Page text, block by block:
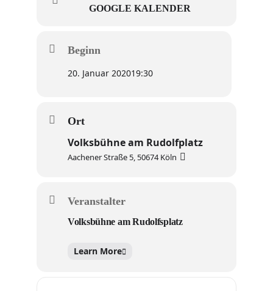
GOOGLE KALENDER
Beginn
20. Januar 202019:30
Ort
Volksbühne am Rudolfplatz
Aachener Straße 5, 50674 Köln
Veranstalter
Volksbühne am Rudolfsplatz
Learn More